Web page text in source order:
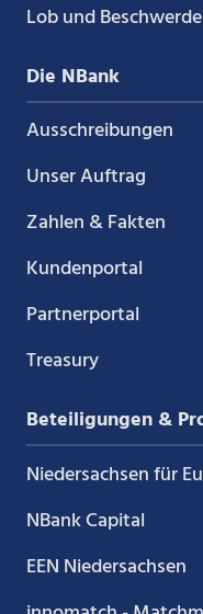
Lob und
Die NBank
Ausschreibungen
Unser Auftrag
Zahlen & Fakten
Kundenportal
Partnerportal
Treasury
Beteiligungen &
Niedersachsen für
NBank Capital
EEN Niedersachsen